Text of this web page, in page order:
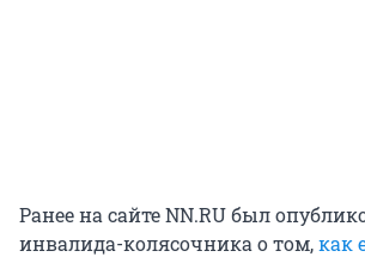
Ранее на сайте NN.RU был
инвалида-колясочника о том,как